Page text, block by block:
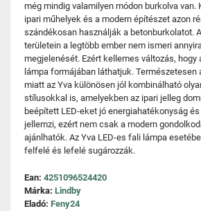
még mindig valamilyen módon burkolva van.
ipari műhelyek és a modern építészet azon
szándékosan használják a betonburkolatot.
területein a legtöbb ember nem ismeri
megjelenését. Ezért kellemes változás, hogy
lámpa formájában láthatjuk.
miatt az Yva különösen jól kombinálható
stílusokkal is, amelyekben az ipari jelleg
beépített LED-eket jó energiahatékonyság
jellemzi, ezért nem csak a modern
ajánlhatók. Az Yva LED-es fali lámpa
felfelé és lefelé sugározzák.
Ean: 4251096524420
Márka: Lindby
Eladó: Feny24